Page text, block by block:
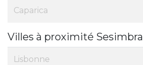
Caparica
Villes à proximité Sesimbra
Lisbonne